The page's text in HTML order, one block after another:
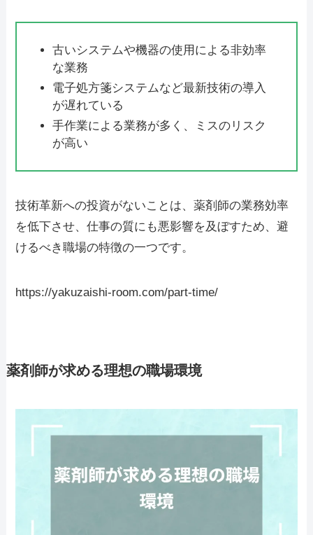
古いシステムや機器の使用による非効率
な業務
電子処方箋システムなど最新技術の導入
が遅れている
手作業による業務が多く、ミスのリスク
が高い
技術革新への投資がないことは、薬剤師の業務効率
を低下させ、仕事の質にも悪影響を及ぼすため、避
けるべき職場の特徴の一つです。
https://yakuzaishi-room.com/part-time/
薬剤師が求める理想の職場環境